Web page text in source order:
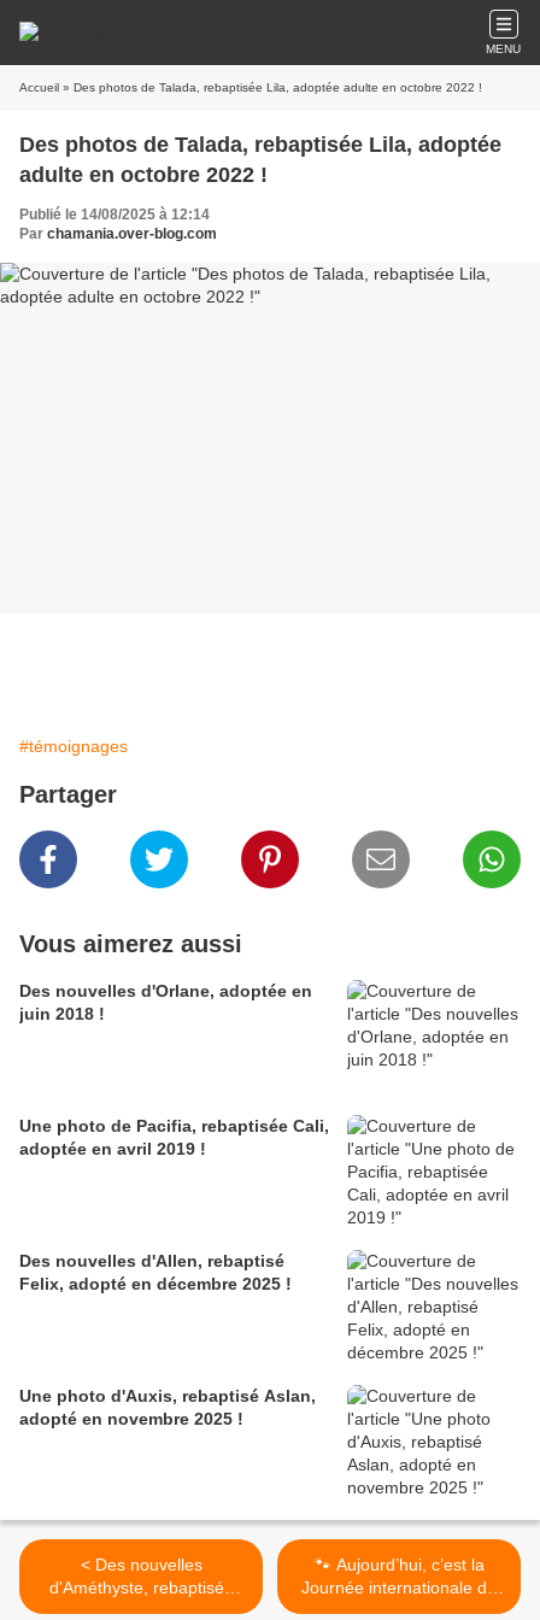
MENU
Accueil » Des photos de Talada, rebaptisée Lila, adoptée adulte en octobre 2022 !
Des photos de Talada, rebaptisée Lila, adoptée
adulte en octobre 2022 !
Publié le 14/08/2025 à 12:14
Par chamania.over-blog.com
#témoignages
Partager
Vous aimerez aussi
Des nouvelles d'Orlane, adoptée en
juin 2018 !
Une photo de Pacifia, rebaptisée Cali,
adoptée en avril 2019 !
Des nouvelles d'Allen, rebaptisé
Felix, adopté en décembre 2025 !
Une photo d'Auxis, rebaptisé Aslan,
adopté en novembre 2025 !
< Des nouvelles
d'Améthyste, rebaptisée
Briquette, adoptée en
🐾 Aujourd’hui, c’est la
Journée internationale du
chat noir ! 🐾 >